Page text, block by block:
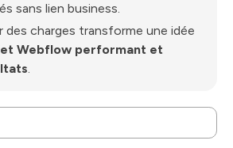
sans lien business.
des charges transforme une idée
Webflow performant et
.